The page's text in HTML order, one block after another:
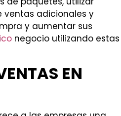
ventas adicionales y
y aumentar sus
negocio utilizando estas
EN